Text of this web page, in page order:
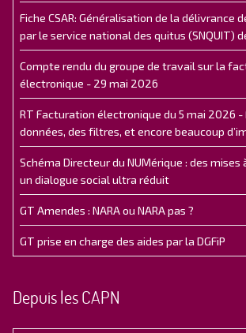
Fiche CSAR: Généralisation de la délivrance
par le service national des quitus (SNQUIT)
Compte rendu du groupe de travail sur la
électronique - 29 mai 2026
RT Facturation électronique du 5 mai 2026 -
données, des filtres, et encore beaucoup
Schéma Directeur du NUMérique : des
un dialogue social ultra réduit
GT Amendes : NARA ou NARA pas ?
GT prise en charge des aides par la DGFiP
Depuis les CAPN